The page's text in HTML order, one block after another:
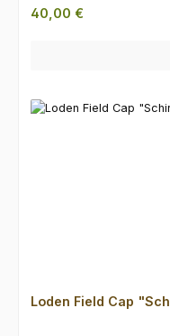
Regulärer Preis:
40,00 €
Loden Field Cap